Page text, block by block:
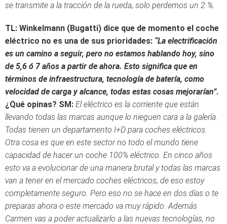
se transmite a la tracción de la rueda, solo perdemos un 2 %.
TL: Winkelmann (Bugatti) dice que de momento el coche
eléctrico no es una de sus prioridades: “La electrificación
es un camino a seguir, pero no estamos hablando hoy, sino
de 5,6 ó 7 años a partir de ahora. Esto significa que en
términos de infraestructura, tecnología de batería, como
velocidad de carga y alcance, todas estas cosas mejorarían”.
¿Qué opinas? SM: El eléctrico es la corriente que están
llevando todas las marcas aunque lo nieguen cara a la galería.
Todas tienen un departamento I+D para coches eléctricos.
Otra cosa es que en este sector no todo el mundo tiene
capacidad de hacer un coche 100% eléctrico. En cinco años
esto va a evolucionar de una manera brutal y todas las marcas
van a tener en el mercado coches eléctricos, de eso estoy
completamente seguro. Pero eso no se hace en dos días o te
preparas ahora o este mercado va muy rápido. Además
Carmen vas a poder actualizarlo a las nuevas tecnologías, no